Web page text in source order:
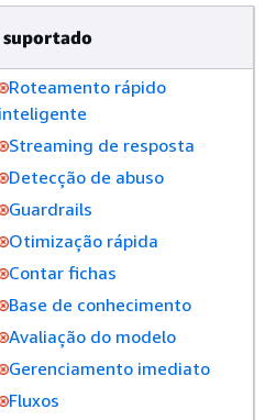
suportado
Roteamento rápido
inteligente
Streaming de resposta
Detecção de abuso
Guardrails
Otimização rápida
Contar fichas
Base de conhecimento
Avaliação do modelo
Gerenciamento imediato
Fluxos